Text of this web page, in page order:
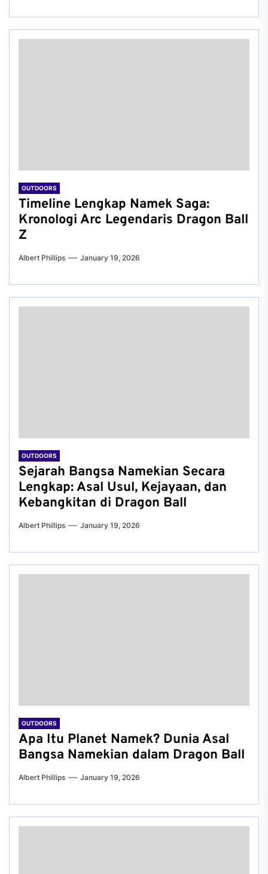
OUTDOORS
Timeline Lengkap Namek Saga:
Kronologi Arc Legendaris Dragon Ball
Z
Albert Phillips January 19, 2026
OUTDOORS
Sejarah Bangsa Namekian Secara
Lengkap: Asal Usul, Kejayaan, dan
Kebangkitan di Dragon Ball
Albert Phillips January 19, 2026
OUTDOORS
Apa Itu Planet Namek? Dunia Asal
Bangsa Namekian dalam Dragon Ball
Albert Phillips January 19, 2026